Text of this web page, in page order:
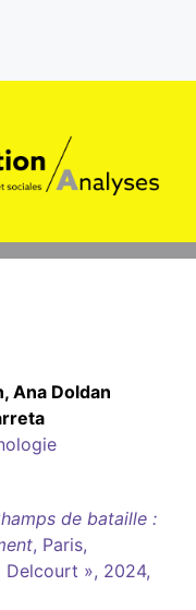
, Ana Doldan
de bataille :
, Paris,
Delcourt », 2024,